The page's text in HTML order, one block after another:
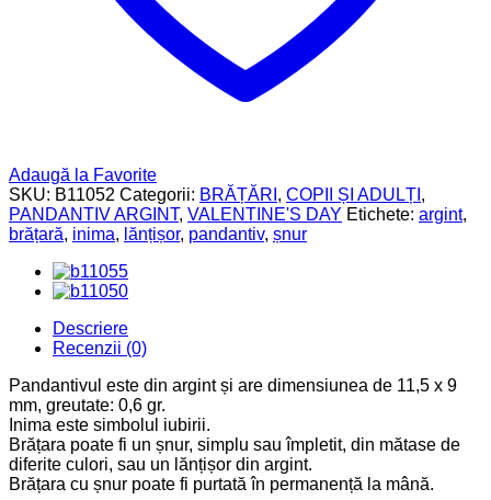
Adaugă la Favorite
SKU: B11052 Categorii: BRĂȚĂRI , COPII ȘI ADULȚI ,
PANDANTIV ARGINT, VALENTINE'S DAY Etichete: argint,
brățară, inima, lănțișor, pandantiv, șnur
Descriere
Recenzii (0)
Pandantivul este din argint și are dimensiunea de 11,5 x 9
mm, greutate: 0,6 gr.
Inima este simbolul iubirii.
Brățara poate fi un șnur, simplu sau împletit, din mătase de
diferite culori, sau un lănțișor din argint.
Brățara cu șnur poate fi purtată în permanență la mână.